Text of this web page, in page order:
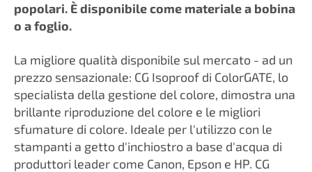
popolari. È disponibile come materiale a bobina
o a foglio.
La migliore qualità disponibile sul mercato - ad un
prezzo sensazionale: CG Isoproof di ColorGATE, lo
specialista della gestione del colore, dimostra una
brillante riproduzione del colore e le migliori
sfumature di colore. Ideale per l'utilizzo con le
stampanti a getto d'inchiostro a base d'acqua di
produttori leader come Canon, Epson e HP. CG